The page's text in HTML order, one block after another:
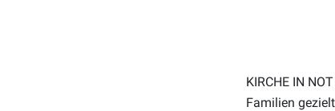
KIRCHE IN
Familien